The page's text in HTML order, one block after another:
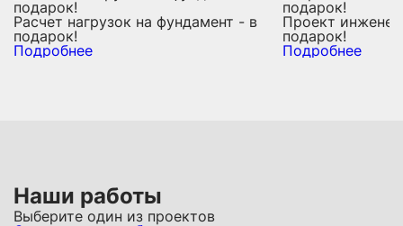
Расчет нагрузок на фундамент - в
подарок!
Подробнее
Проект
подарок!
Подробнее
Наши работы
Выберите один из проектов